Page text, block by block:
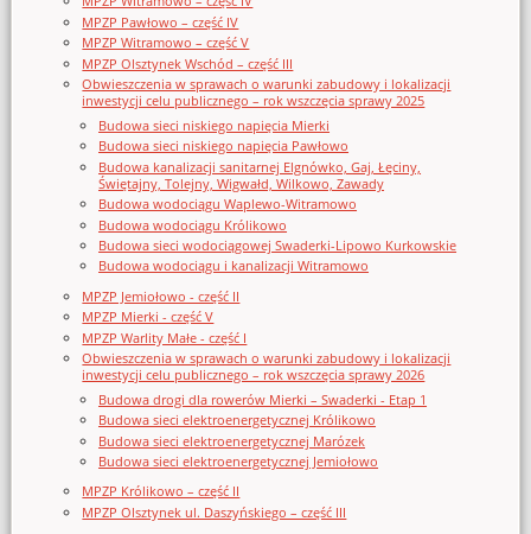
MPZP Pawłowo – część IV
MPZP Witramowo – część V
MPZP Olsztynek Wschód – część III
Obwieszczenia w sprawach o warunki zabudowy i lokalizacji
inwestycji celu publicznego – rok wszczęcia sprawy 2025
Budowa sieci niskiego napięcia Mierki
Budowa sieci niskiego napięcia Pawłowo
Budowa kanalizacji sanitarnej Elgnówko, Gaj, Łęciny,
Świętajny, Tolejny, Wigwałd, Wilkowo, Zawady
Budowa wodociągu Waplewo-Witramowo
Budowa wodociągu Królikowo
Budowa sieci wodociągowej Swaderki-Lipowo Kurkowskie
Budowa wodociągu i kanalizacji Witramowo
MPZP Jemiołowo - część II
MPZP Mierki - część V
MPZP Warlity Małe - część I
Obwieszczenia w sprawach o warunki zabudowy i lokalizacji
inwestycji celu publicznego – rok wszczęcia sprawy 2026
Budowa drogi dla rowerów Mierki – Swaderki - Etap 1
Budowa sieci elektroenergetycznej Królikowo
Budowa sieci elektroenergetycznej Marózek
Budowa sieci elektroenergetycznej Jemiołowo
MPZP Królikowo – część II
MPZP Olsztynek ul. Daszyńskiego – część III